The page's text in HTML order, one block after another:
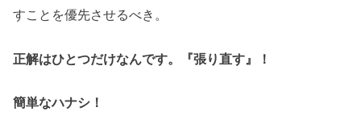
すことを優先させるべき。
正解はひとつだけなんです。『張り直す』！
簡単なハナシ！